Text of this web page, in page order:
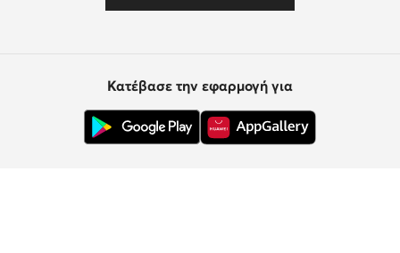
Κατέβασε την εφαρμογή για